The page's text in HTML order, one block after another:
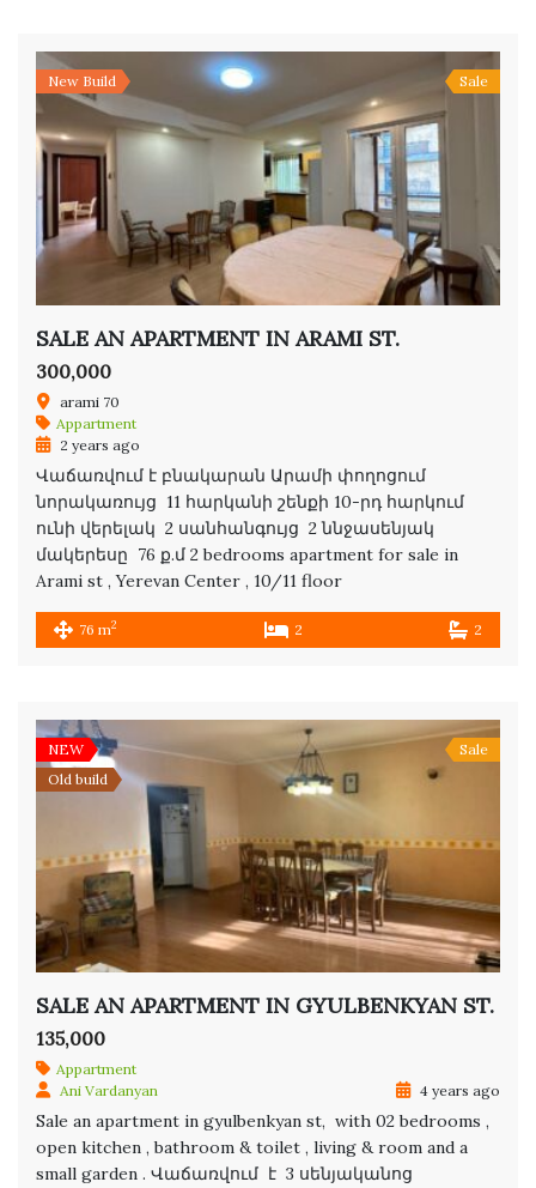
New Build Sale
SALE AN APARTMENT IN ARAMI ST.
300,000
arami 70
Appartment
2 years ago
Վաճառվում է բնակարան Արամի փողոցում
նորակառույց 11 հարկանի շենքի 10-րդ հարկում
ունի վերելակ 2 սանհանգույց 2 ննջասենյակ
մակերեսը 76 ք.մ 2 bedrooms apartment for sale in
Arami st , Yerevan Center , 10/11 floor
76 m2 2 2
NEW
Old build
Sale
SALE AN APARTMENT IN GYULBENKYAN ST.
135,000
Appartment
Ani Vardanyan
4 years ago
Sale an apartment in gyulbenkyan st, with 02 bedrooms ,
open kitchen , bathroom & toilet , living & room and a
small garden . Վաճառվում է 3 սենյականոց